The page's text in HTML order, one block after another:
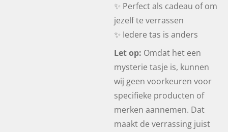
✨ Perfect als cadeau of om
jezelf te verrassen
✨ Iedere tas is anders
Let op: Omdat het een
mysterie tasje is, kunnen
wij geen voorkeuren voor
specifieke producten of
merken aannemen. Dat
maakt de verrassing juist